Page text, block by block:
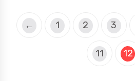
← 1 2 3
11 12